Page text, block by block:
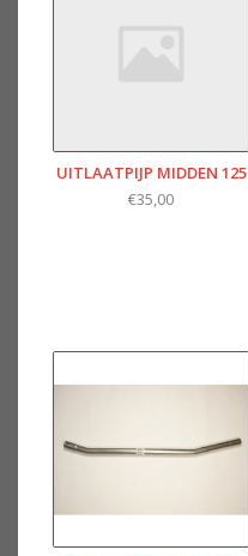
UITLAATPIJP MIDDEN 125
€35,00